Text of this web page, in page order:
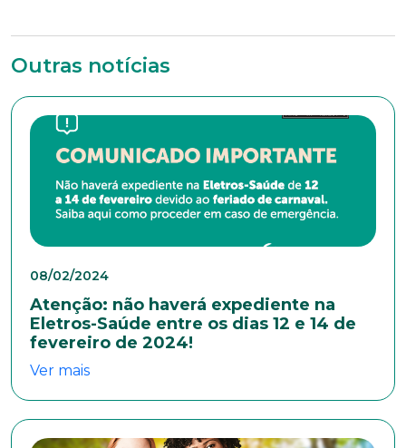
Outras notícias
08/02/2024
Atenção: não haverá expediente na
Eletros-Saúde entre os dias 12 e 14 de
fevereiro de 2024!
Ver mais
Anexar currículo*